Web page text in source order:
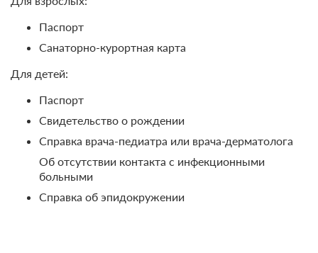
Паспорт
Санаторно-курортная карта
Для детей:
Паспорт
Свидетельство о рождении
Справка врача-педиатра или врача-дерматолога
Об отсутствии контакта с инфекционными
больными
Справка об эпидокружении